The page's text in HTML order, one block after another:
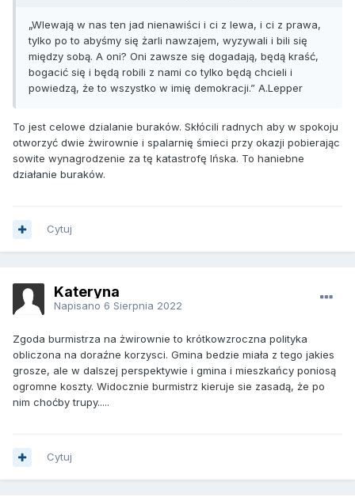
„Wlewają w nas ten jad nienawiści i ci z lewa, i ci z prawa,
tylko po to abyśmy się żarli nawzajem, wyzywali i bili się
między sobą. A oni? Oni zawsze się dogadają, będą kraść,
bogacić się i będą robili z nami co tylko będą chcieli i
powiedzą, że to wszystko w imię demokracji.” A.Lepper
To jest celowe dzialanie buraków. Skłócili radnych aby w spokoju
otworzyć dwie żwirownie i spalarnię śmieci przy okazji pobierając
sowite wynagrodzenie za tę katastrofę Ińska. To haniebne
działanie buraków.
Cytuj
Kateryna
Napisano 6 Sierpnia 2022
Zgoda burmistrza na żwirownie to krótkowzroczna polityka
obliczona na doraźne korzysci. Gmina bedzie miała z tego jakies
grosze, ale w dalszej perspektywie i gmina i mieszkańcy poniosą
ogromne koszty. Widocznie burmistrz kieruje sie zasadą, że po
nim choćby trupy.....
Cytuj